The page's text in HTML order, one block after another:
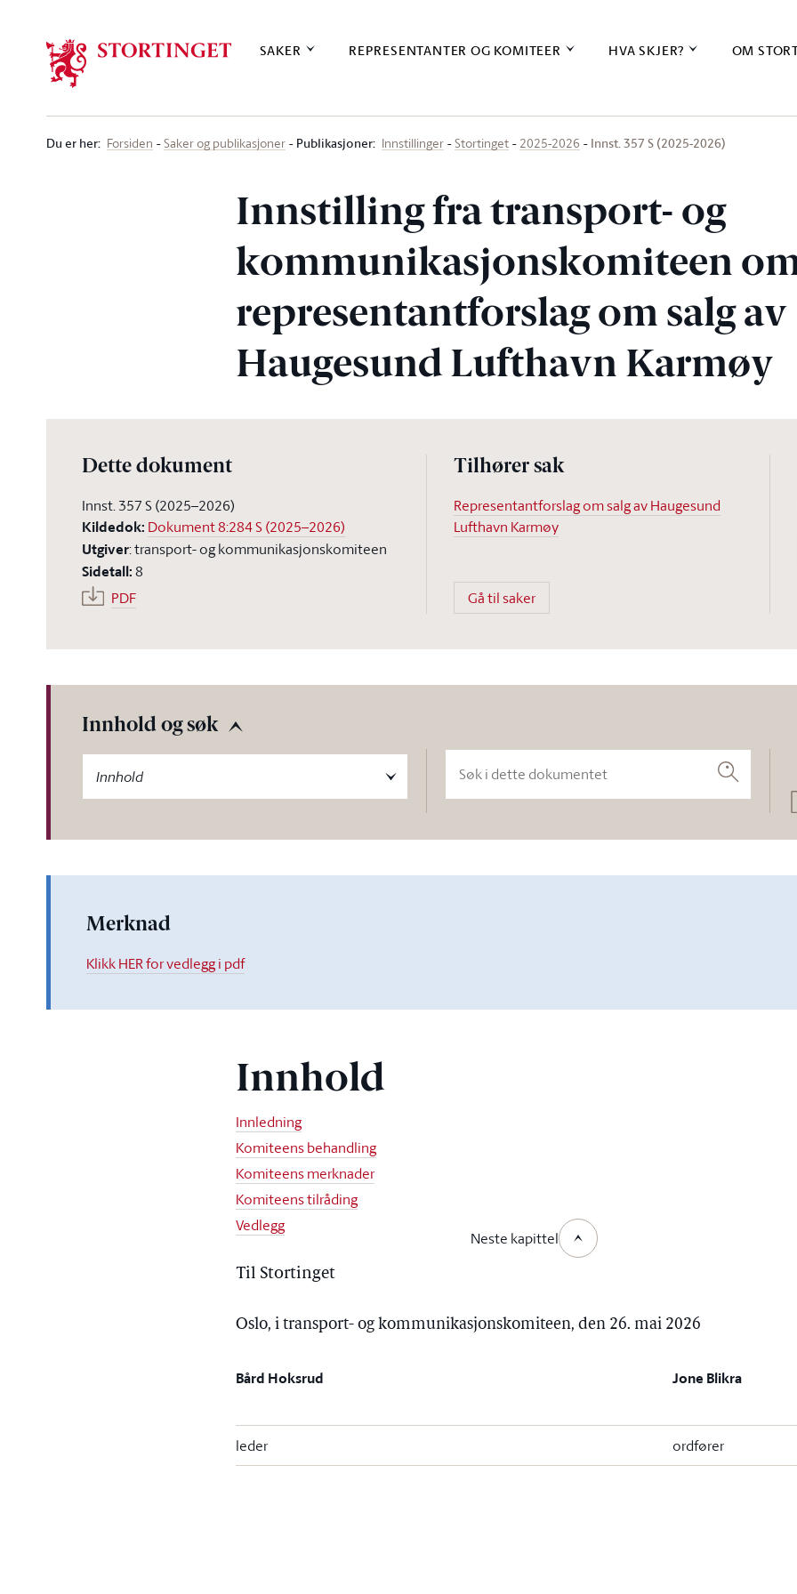
SAKER REPRESENTANTER OG KOMITEER HVA SKJER? OM
Du er her: Forsiden Saker og publikasjoner Publikasjoner: Innstillinger Stortinget 2025-2026 Innst. 357 S (2025-2026)
Innstilling fra transport- og
kommunikasjonskomiteen
representantforslag om salg av
Haugesund Lufthavn Karmøy
Dette dokument
Innst. 357 S (2025–2026)
Kildedok: Dokument 8:284 S (2025–2026)
Utgiver:transport- og kommunikasjonskomiteen
Sidetall:8
PDF
Tilhører sak
Representantforslag om salg av Haugesund
Lufthavn Karmøy
Gå til saker
Innhold og søk
Innhold Søk
Merknad
Klikk HER for vedlegg i pdf
Innhold
Innledning
Komiteens behandling
Komiteens merknader
Komiteens tilråding
Vedlegg
Neste kapittel
Til Stortinget
Oslo, i transport- og kommunikasjonskomiteen, den 26. mai 2026
Bård Hoksrud Jone Blikra
leder ordfører